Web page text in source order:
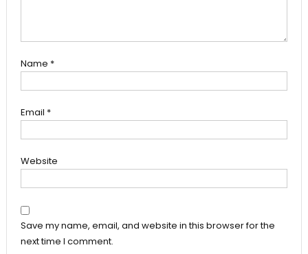
Name *
Email *
Website
Save my name, email, and website in this browser for the
next time I comment.